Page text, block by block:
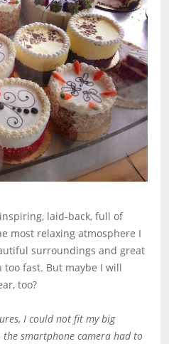
laid-back, full of
most relaxing atmosphere I
surroundings and great
fast. But maybe I will
too?
I could not fit my big
the smartphone camera had to